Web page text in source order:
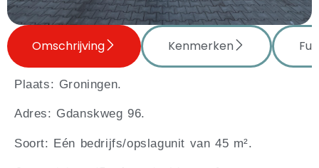
Omschrijving Kenmerken
Plaats: Groningen.
Adres: Gdanskweg 96.
Soort: Eén bedrijfs/opslagunit van 45 m².